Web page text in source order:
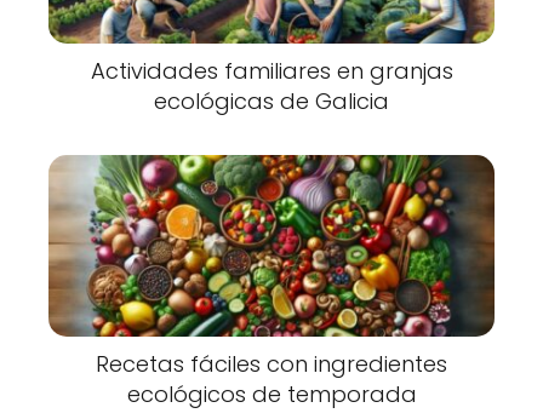
Actividades familiares en granjas
ecológicas de Galicia
Recetas fáciles con ingredientes
ecológicos de temporada